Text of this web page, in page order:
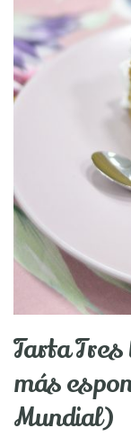
Tarta
más
Mundial)